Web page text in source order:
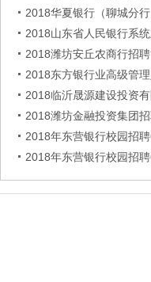
2018华夏银行（聊城分
2018山东省人民银行系
2018潍坊安丘农商行招
2018东方银行业高级管
2018临沂晟源建设投资
2018潍坊金融投资集团
2018年东营银行校园招聘
2018年东营银行校园招